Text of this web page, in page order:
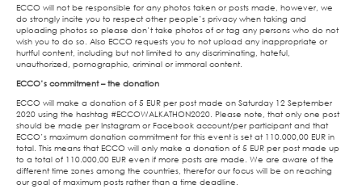
ECCO will not be responsible for any photos taken or posts made, however, we
do strongly incite you to respect other people’s privacy when taking and
uploading photos so please don’t take photos of or tag any persons who do not
wish you to do so. Also ECCO requests you to not upload any inappropriate or
hurtful content, including but not limited to any discriminating, hateful,
unauthorized, pornographic, criminal or immoral content.
ECCO’s commitment – the donation
ECCO will make a donation of 5 EUR per post made on Saturday 12 September
2020 using the hashtag #ECCOWALKATHON2020. Please note, that only one post
should be made per Instagram or Facebook account/per participant and that
ECCO’s maximum donation commitment for this event is set at 110.000,00 EUR in
total. This means that ECCO will only make a donation of 5 EUR per post made up
to a total of 110.000,00 EUR even if more posts are made. We are aware of the
different time zones among the countries, therefor our focus will be on reaching
our goal of maximum posts rather than a time deadline.